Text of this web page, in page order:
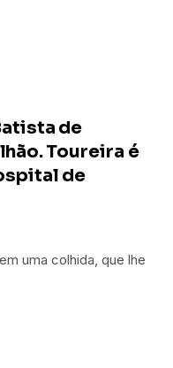
de
Toureira é
de
uma colhida, que lhe